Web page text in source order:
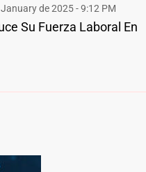
de 2025 - 9:12 PM
Su Fuerza Laboral En